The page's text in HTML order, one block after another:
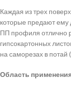
Каждая из трех
которые предают ему
ПП профиля отлично
гипсокартонных
на саморезах в потай
Область